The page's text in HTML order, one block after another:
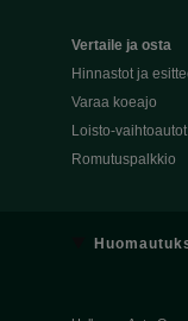
Vertaile ja osta
Hinnastot ja
Varaa koeajo
Loisto-vaihtoautot
Romutuspalkkio